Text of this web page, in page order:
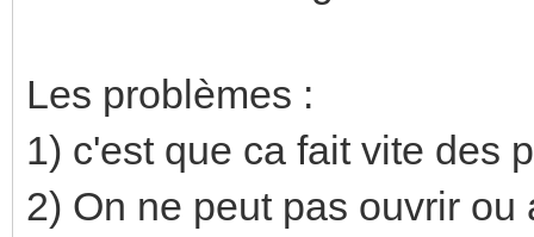
Les problèmes :
1) c'est que ca fait vite des
2) On ne peut pas ouvrir